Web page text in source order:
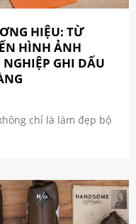
HIỆU: TỪ
HÌNH ẢNH
GHI DẤU
chỉ là làm đẹp bộ